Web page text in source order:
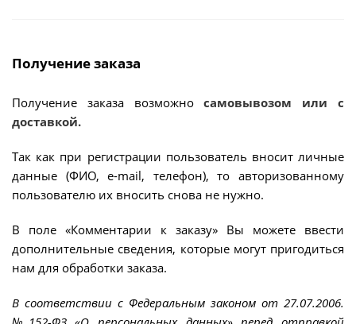
Получение заказа
Получение заказа возможносамовывозом или с
доставкой.
Так как при регистрации пользователь вносит личные
данные (ФИО, e-mail, телефон), то авторизованному
пользователю их вносить снова не нужно.
В поле «Комментарии к заказу» Вы можете ввести
дополнительные сведения, которые могут пригодиться
нам для обработки заказа.
В соответствии с Федеральным законом от 27.07.2006.